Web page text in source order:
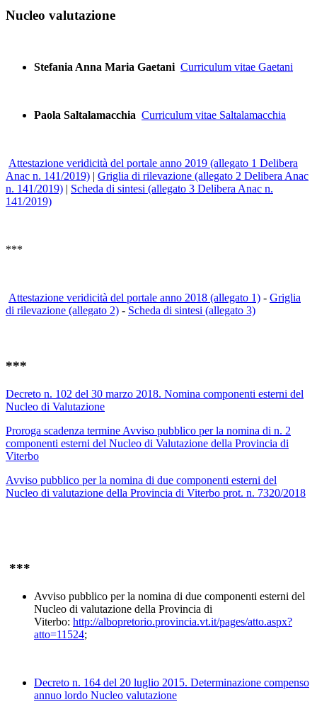
Nucleo valutazione
Stefania Anna Maria Gaetani Curriculum vitae Gaetani
Paola Saltalamacchia Curriculum vitae Saltalamacchia
Attestazione veridicità del portale anno 2019 (allegato 1 Delibera
Anac n. 141/2019) | Griglia di rilevazione (allegato 2 Delibera Anac
n. 141/2019) | Scheda di sintesi (allegato 3 Delibera Anac n.
141/2019)
***
Attestazione veridicità del portale anno 2018 (allegato 1) - Griglia
di rilevazione (allegato 2) - Scheda di sintesi (allegato 3)
***
Decreto n. 102 del 30 marzo 2018. Nomina componenti esterni del
Nucleo di Valutazione
Proroga scadenza termine Avviso pubblico per la nomina di n. 2
componenti esterni del Nucleo di Valutazione della Provincia di
Viterbo
Avviso pubblico per la nomina di due componenti esterni del
Nucleo di valutazione della Provincia di Viterbo prot. n. 7320/2018
***
Avviso pubblico per la nomina di due componenti esterni del
Nucleo di valutazione della Provincia di
Viterbo: http://albopretorio.provincia.vt.it/pages/atto.aspx?
atto=11524;
Decreto n. 164 del 20 luglio 2015. Determinazione compenso
annuo lordo Nucleo valutazione